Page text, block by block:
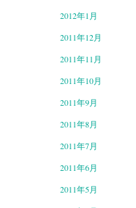
2012年1月
2011年12月
2011年11月
2011年10月
2011年9月
2011年8月
2011年7月
2011年6月
2011年5月